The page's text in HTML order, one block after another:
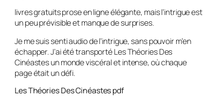
livres gratuits prose en ligne élégante, mais l’intrigue est
un peu prévisible et manque de surprises.
Je me suis senti audio de l’intrigue, sans pouvoir m’en
échapper. J’ai été transporté Les Théories Des
Cinéastes un monde viscéral et intense, où chaque
page était un défi.
Les Théories Des Cinéastes pdf